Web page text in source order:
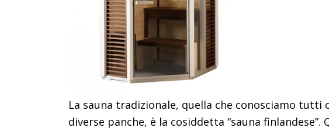
La sauna tradizionale, quella che conosciamo tutti
diverse panche, è la cosiddetta “sauna finlandese”.